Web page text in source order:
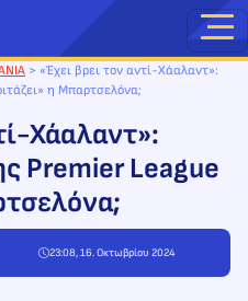
> «Έχει βρει τον αντί-Χάαλαντ»:
η Μπαρτσελόνα;
Χάαλαντ»:
Premier League
23:08, 16. Οκτωβρίου 2024